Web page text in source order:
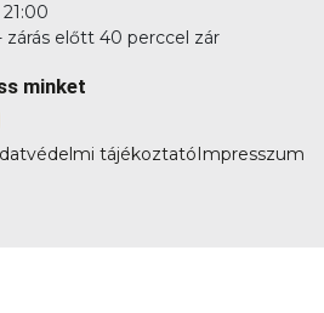
21:00
zárás előtt 40 perccel zár
minket
tájékoztató Impresszum